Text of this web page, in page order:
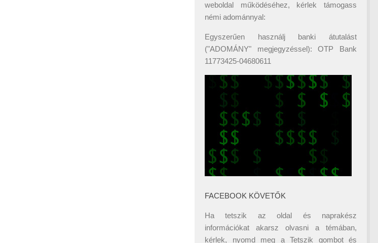
weboldal működéséhez, kérlek támogass
némi adománnyal:
Egyszerűen használj banki átutalást
("ADOMÁNY" megjegyzéssel): OTP Bank
11773425-04680611
FACEBOOK KÖVETŐK
Ha tetszik az oldal és naprakész
információkat akarsz olvasni a témában,
kérlek, nyomd meg a Tetszik gombot és